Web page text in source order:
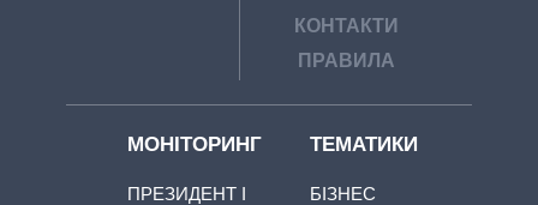
КОНТАКТИ
ПРАВИЛА
МОНІТОРИНГ
ПРЕЗИДЕНТ І
ТЕМАТИКИ
БІЗНЕС